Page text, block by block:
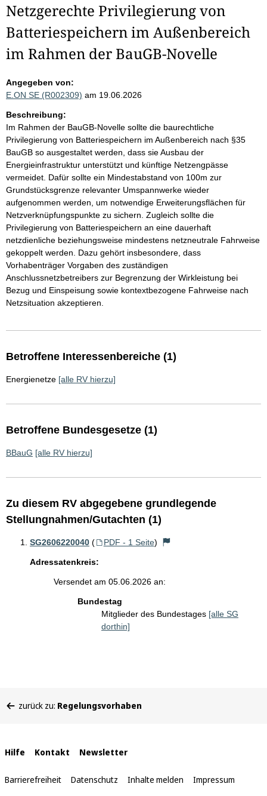
Netzgerechte Privilegierung von
Batteriespeichern im Außenbereich
im Rahmen der BauGB-Novelle
Angegeben von:
E.ON SE (R002309) am 19.06.2026
Beschreibung:
Im Rahmen der BauGB-Novelle sollte die baurechtliche
Privilegierung von Batteriespeichern im Außenbereich nach §35
BauGB so ausgestaltet werden, dass sie Ausbau der
Energieinfrastruktur unterstützt und künftige Netzengpässe
vermeidet. Dafür sollte ein Mindestabstand von 100m zur
Grundstücksgrenze relevanter Umspannwerke wieder
aufgenommen werden, um notwendige Erweiterungsflächen für
Netzverknüpfungspunkte zu sichern. Zugleich sollte die
Privilegierung von Batteriespeichern an eine dauerhaft
netzdienliche beziehungsweise mindestens netzneutrale Fahrweise
gekoppelt werden. Dazu gehört insbesondere, dass
Vorhabenträger Vorgaben des zuständigen
Anschlussnetzbetreibers zur Begrenzung der Wirkleistung bei
Bezug und Einspeisung sowie kontextbezogene Fahrweise nach
Netzsituation akzeptieren.
Betroffene Interessenbereiche (1)
Energienetze [alle RV hierzu]
Betroffene Bundesgesetze (1)
BBauG [alle RV hierzu]
Zu diesem RV abgegebene grundlegende
Stellungnahmen/Gutachten (1)
SG2606220040 ( PDF - 1 Seite)
Adressatenkreis:
Versendet am 05.06.2026 an:
Bundestag
Mitglieder des Bundestages [alle SG
dorthin]
befinden
zurück zu: Regelungsvorhaben
Interne
Links
Hilfe Kontakt Newsletter
Barrierefreiheit Datenschutz Inhalte melden Impressum